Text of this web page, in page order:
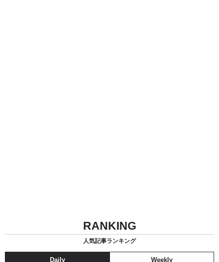
RANKING
人気記事ランキング
Daily Weekly